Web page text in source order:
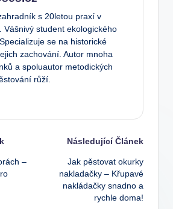
s 20letou praxí v
Vášnivý student ekologického
se na historické
zachování. Autor mnoha
a spoluautor metodických
růží.
–
Následující Článek
Jak pěstovat okurky
nakladačky – Křupavé
nakládačky snadno a
rychle doma!